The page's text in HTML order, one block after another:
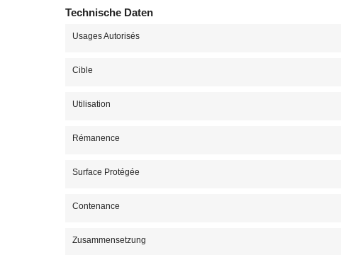
Technische Daten
Usages Autorisés
Cible
Utilisation
Rémanence
Surface Protégée
Contenance
Zusammensetzung